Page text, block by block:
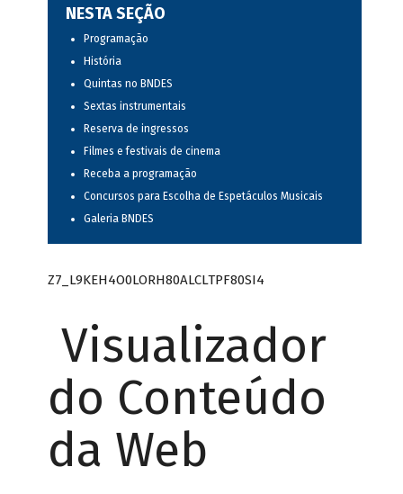
NESTA SEÇÃO
Programação
História
Quintas no BNDES
Sextas instrumentais
Reserva de ingressos
Filmes e festivais de cinema
Receba a programação
Concursos para Escolha de Espetáculos Musicais
Galeria BNDES
Z7_L9KEH4O0LORH80ALCLTPF80SI4
Visualizador
do Conteúdo
da Web